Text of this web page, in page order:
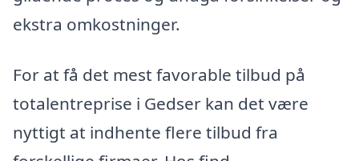
ekstra omkostninger.
For at få det mest favorable tilbud på
totalentreprise i Gedser kan det være
nyttigt at indhente flere tilbud fra